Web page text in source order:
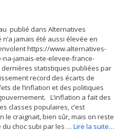
publié dans Alternatives
jamais été aussi élevée en
https://www.alternatives-
jamais-ete-elevee-france-
dernières statistiques publiées par
record des écarts de
de l’inflation et des politiques
L’inflation a fait des
classes populaires, c’est
le craignait, bien sûr, mais on reste
choc subi par les … Lire la suite…